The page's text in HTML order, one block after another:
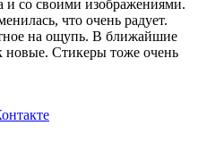
и со своими изображениями.
что очень радует.
на ощупь. В ближайшие
новые. Стикеры тоже очень